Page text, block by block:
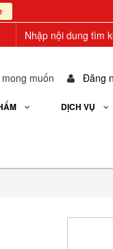
muốn Đăng
DỊCH VỤ